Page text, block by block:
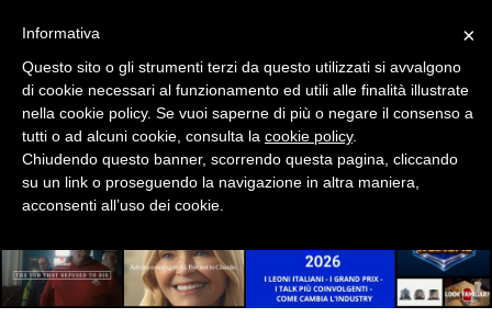
DATI
RICERCHE
PREVISIONI/SCENARI
NORMATIVE
CASE HISTORY
×
Informativa
Questo sito o gli strumenti terzi da questo utilizzati si avvalgono
di cookie necessari al funzionamento ed utili alle finalità illustrate
nella cookie policy. Se vuoi saperne di più o negare il consenso a
tutti o ad alcuni cookie, consulta la cookie policy.
Chiudendo questo banner, scorrendo questa pagina, cliccando
su un link o proseguendo la navigazione in altra maniera,
acconsenti all’uso dei cookie.